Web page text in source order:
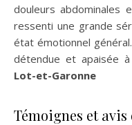
douleurs abdominales
ressenti une grande
état émotionnel
détendue et apaisée à
Lot-et-Garonne
Témoignes et